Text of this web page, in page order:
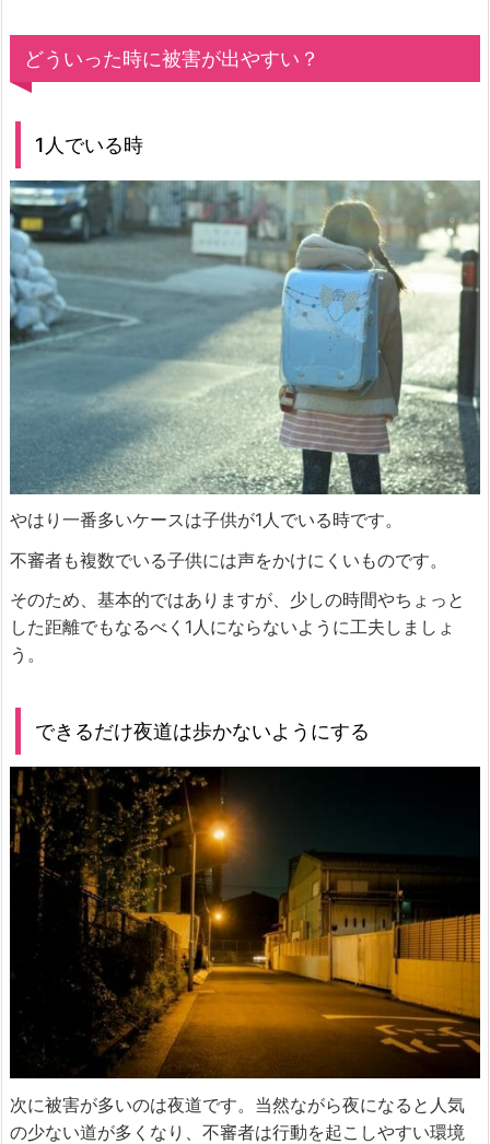
どういった時に被害が出やすい？
1人でいる時
やはり一番多いケースは子供が1人でいる時です。
不審者も複数でいる子供には声をかけにくいものです。
そのため、基本的ではありますが、少しの時間やちょっと
した距離でもなるべく1人にならないように工夫しましょ
う。
できるだけ夜道は歩かないようにする
次に被害が多いのは夜道です。当然ながら夜になると人気
の少ない道が多くなり、不審者は行動を起こしやすい環境